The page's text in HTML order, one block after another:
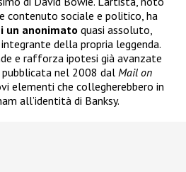
contenuto sociale e politico, ha
un anonimato quasi assoluto,
della propria leggenda.
e rafforza ipotesi già avanzate
nel 2008 dal Mail on
elementi che collegherebbero in
all’identità di Banksy.